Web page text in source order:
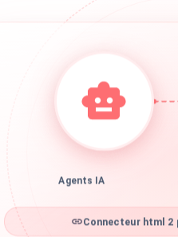
Agents IA
Connecteur html 2